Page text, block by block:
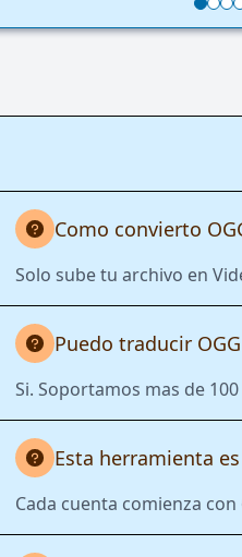
Como convierto
Solo sube tu archivo en
Puedo traducir
Si. Soportamos mas de
Esta herramienta
Cada cuenta comienza